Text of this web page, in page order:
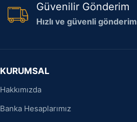
Güvenilir Gönderim
Hızlı ve güvenli gönderim
KURUMSAL
Hakkımızda
Banka Hesaplarımız